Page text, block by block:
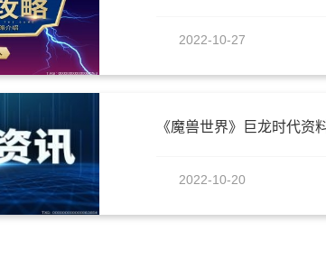
2022-10-27
2022-10-20